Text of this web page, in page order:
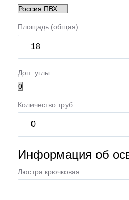
Площадь (общая):
Доп. углы:
Количество труб:
Информация об
Люстра крючковая: